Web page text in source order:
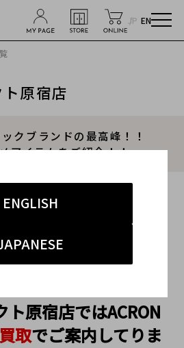
JP EN
ENGLISH
原宿店
クブランドの最高峰！！
アイテムをご紹介！！
#買取強化
ト原宿店ではACRON
取でご案内してりま